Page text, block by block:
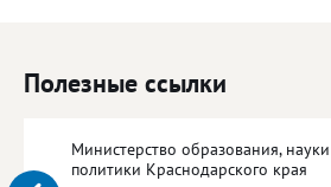
Полезные ссылки
Министерство образования,
политики Краснодарского края